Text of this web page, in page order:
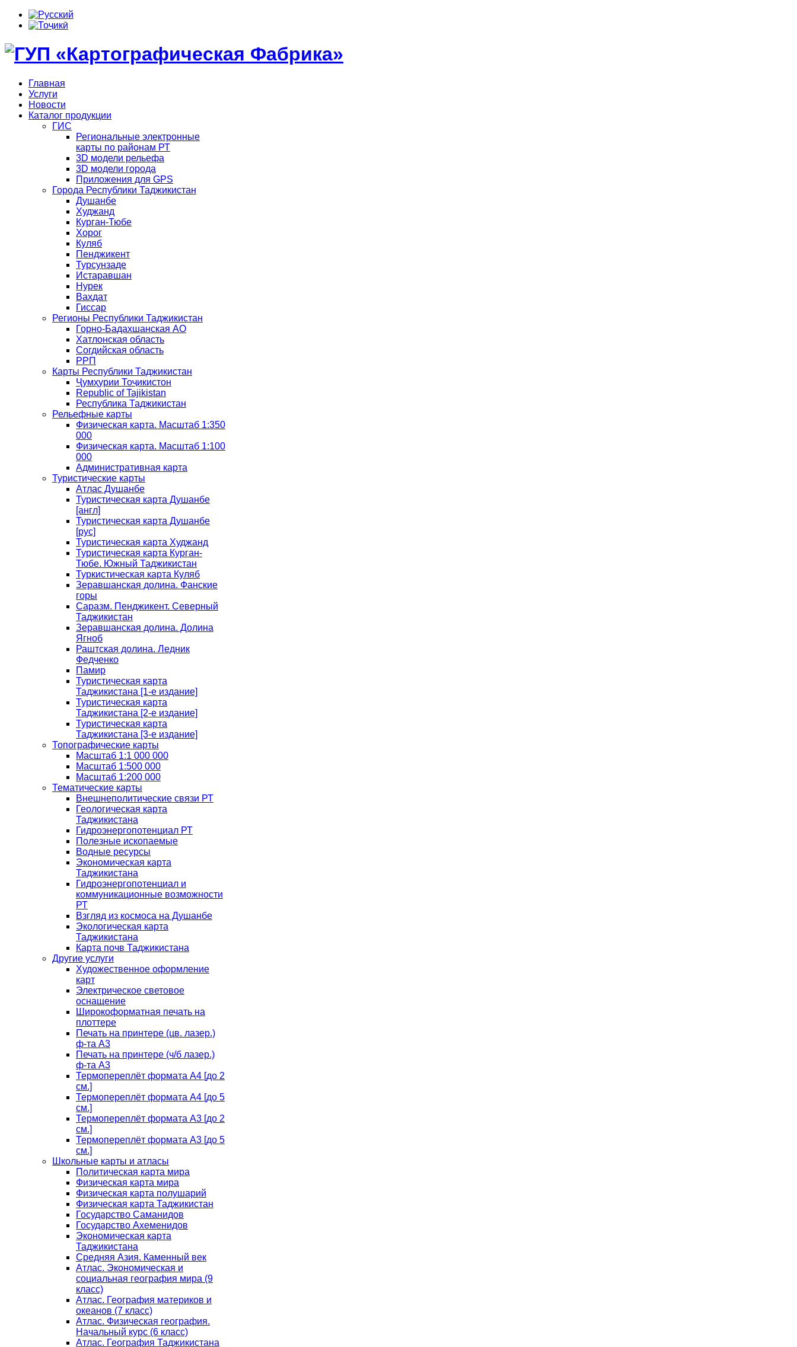
Главная
Услуги
Новости
Каталог продукции
ГИС
Региональные электронные
карты по районам РТ
3D модели рельефа
3D модели города
Приложения для GPS
Города Республики Таджикистан
Душанбе
Худжанд
Курган-Тюбе
Хорог
Куляб
Пенджикент
Турсунзаде
Истаравшан
Нурек
Вахдат
Гиссар
Регионы Республики Таджикистан
Горно-Бадахшанская АО
Хатлонская область
Согдийская область
РРП
Карты Республики Таджикистан
Ҷумҳурии Тоҷикистон
Republic of Tajikistan
Республика Таджикистан
Рельефные карты
Физическая карта. Масштаб 1:350
000
Физическая карта. Масштаб 1:100
000
Административная карта
Туристические карты
Атлас Душанбе
Туристическая карта Душанбе
[англ]
Туристическая карта Душанбе
[рус]
Туристическая карта Худжанд
Туристическая карта Курган-
Тюбе. Южный Таджикистан
Туркистическая карта Куляб
Зеравшанская долина. Фанские
горы
Саразм. Пенджикент. Северный
Таджикистан
Зеравшанская долина. Долина
Ягноб
Раштская долина. Ледник
Федченко
Памир
Туристическая карта
Таджикистана [1-е издание]
Туристическая карта
Таджикистана [2-е издание]
Туристическая карта
Таджикистана [3-е издание]
Топографические карты
Масштаб 1:1 000 000
Масштаб 1:500 000
Масштаб 1:200 000
Тематические карты
Внешнеполитические связи РТ
Геологическая карта
Таджикистана
Гидроэнергопотенциал РТ
Полезные ископаемые
Водные ресурсы
Экономическая карта
Таджикистана
Гидроэнергопотенциал и
коммуникационные возможности
РТ
Взгляд из космоса на Душанбе
Экологическая карта
Таджикистана
Карта почв Таджикистана
Другие услуги
Художественное оформление
карт
Электрическое световое
оснащение
Широкоформатная печать на
плоттере
Печать на принтере (цв. лазер.)
ф-та А3
Печать на принтере (ч/б лазер.)
ф-та А3
Термопереплёт формата А4 [до 2
см.]
Термопереплёт формата А4 [до 5
см.]
Термопереплёт формата А3 [до 2
см.]
Термопереплёт формата А3 [до 5
см.]
Школьные карты и атласы
Политическая карта мира
Физическая карта мира
Физическая карта полушарий
Физическая карта Таджикистан
Государство Саманидов
Государство Ахеменидов
Экономическая карта
Таджикистана
Средняя Азия. Каменный век
Атлас. Экономическая и
социальная география мира (9
класс)
Атлас. География материков и
океанов (7 класс)
Атлас. Физическая география.
Начальный курс (6 класс)
Атлас. География Таджикистана